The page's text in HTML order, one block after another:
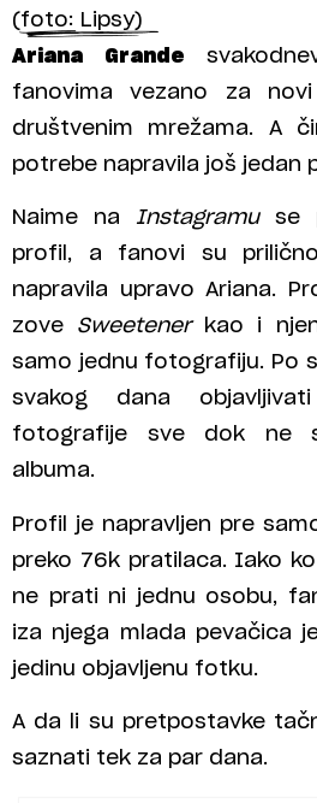
(foto: Lipsy)
Ariana Grande
fanovima vezano za
društvenim mrežama. A
potrebe napravila još jedan
Naime na Instagramuse
profil, a fanovi su
napravila upravo Ariana.
zove Sweetenerkao i
samo jednu fotografiju. Po
svakog dana
fotografije sve dok ne
albuma.
Profil je napravljen pre
preko 76k pratilaca. Iako
ne prati ni jednu osobu,
iza njega mlada pevačica
jedinu objavljenu fotku.
A da li su pretpostavke
saznati tek za par dana.